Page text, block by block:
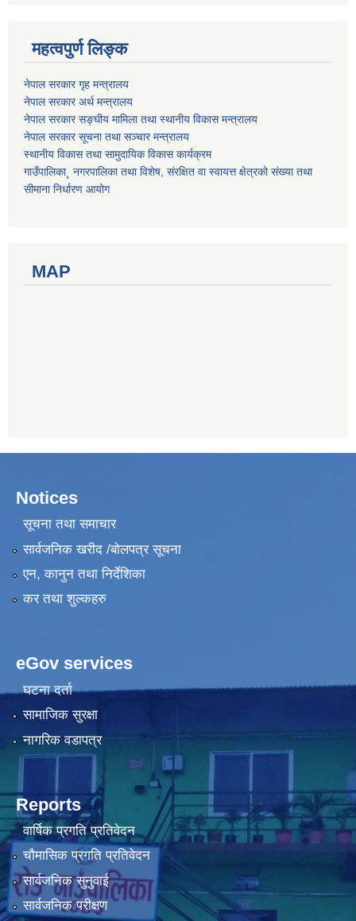
महत्वपुर्ण लिङ्क
नेपाल सरकार गृह मन्त्रालय
नेपाल सरकार अर्थ मन्त्रालय
नेपाल सरकार सङ्घीय मामिला तथा स्थानीय विकास मन्त्रालय
नेपाल सरकार सूचना तथा सञ्चार मन्त्रालय
स्थानीय विकास तथा सामुदायिक विकास कार्यक्रम
गाउँपालिका¸ नगरपालिका तथा विशेष, संरक्षित वा स्वायत्त क्षेत्रको संख्या तथा
सीमाना निर्धारण आयोग
MAP
Notices
सूचना तथा समाचार
सार्वजनिक खरीद /बोलपत्र सूचना
एन, कानुन तथा निर्देशिका
कर तथा शुल्कहरु
eGov services
घटना दर्ता
सामाजिक सुरक्षा
नागरिक वडापत्र
Reports
वार्षिक प्रगति प्रतिवेदन
चौमासिक प्रगति प्रतिवेदन
सार्वजनिक सुनुवाई
सार्वजनिक परीक्षण